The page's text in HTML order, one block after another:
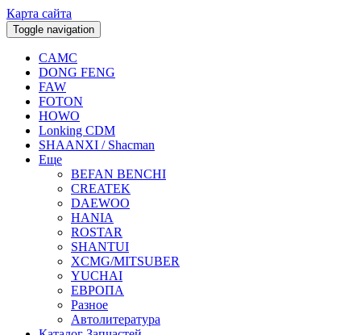
Карта сайта
Toggle navigation
CAMC
DONG FENG
FAW
FOTON
HOWO
Lonking CDM
SHAANXI / Shacman
Еще
BEFAN BENCHI
CREATEK
DAEWOO
HANIA
ROSTAR
SHANTUI
XCMG/MITSUBER
YUCHAI
ЕВРОПА
Разное
Aвтолитература